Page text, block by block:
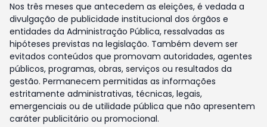
Nos três meses que antecedem as eleições, é vedada a
divulgação de publicidade institucional dos órgãos e
entidades da Administração Pública, ressalvadas as
hipóteses previstas na legislação. Também devem ser
evitados conteúdos que promovam autoridades, agentes
públicos, programas, obras, serviços ou resultados da
gestão. Permanecem permitidas as informações
estritamente administrativas, técnicas, legais,
emergenciais ou de utilidade pública que não apresentem
caráter publicitário ou promocional.